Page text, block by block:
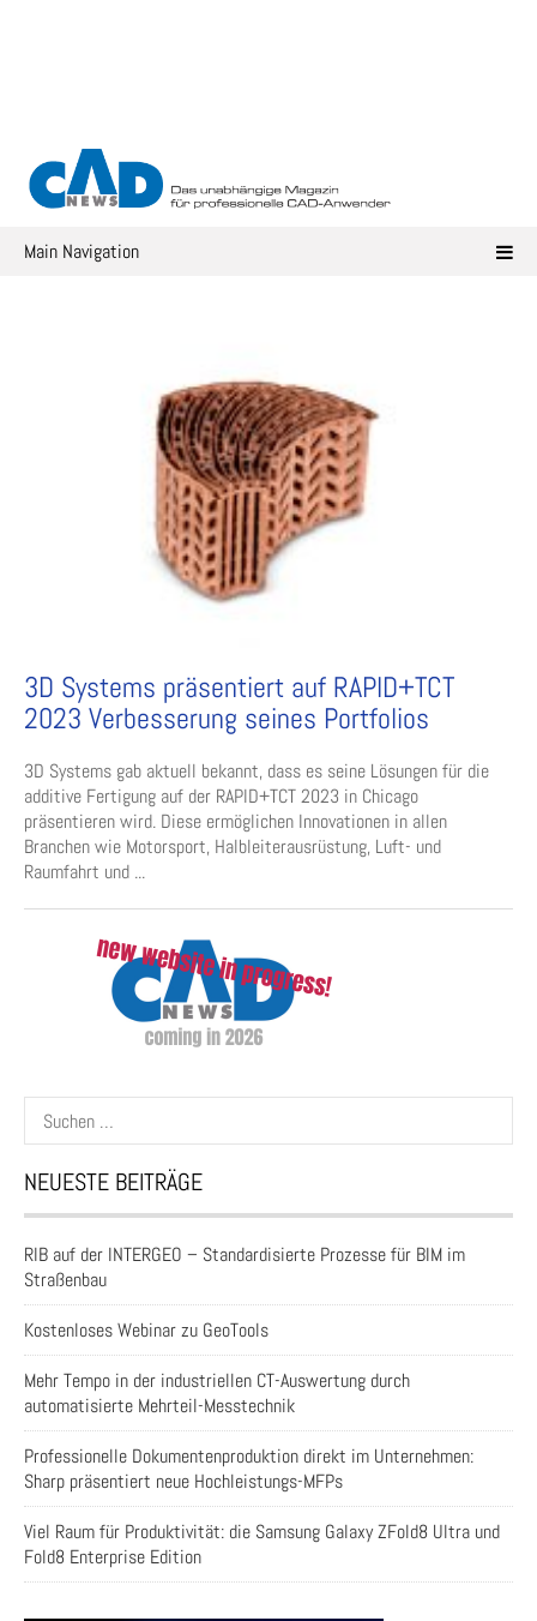
Main Navigation
3D Systems präsentiert auf RAPID+TCT
2023 Verbesserung seines Portfolios
3D Systems gab aktuell bekannt, dass es seine Lösungen für die
additive Fertigung auf der RAPID+TCT 2023 in Chicago
präsentieren wird. Diese ermöglichen Innovationen in allen
Branchen wie Motorsport, Halbleiterausrüstung, Luft- und
Raumfahrt und ...
Suchen
nach:
NEUESTE BEITRÄGE
RIB auf der INTERGEO – Standardisierte Prozesse für BIM im
Straßenbau
Kostenloses Webinar zu GeoTools
Mehr Tempo in der industriellen CT-Auswertung durch
automatisierte Mehrteil-Messtechnik
Professionelle Dokumentenproduktion direkt im Unternehmen:
Sharp präsentiert neue Hochleistungs-MFPs
Viel Raum für Produktivität: die Samsung Galaxy ZFold8 Ultra und
Fold8 Enterprise Edition